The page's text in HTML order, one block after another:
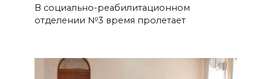
В социально-реабилитационном
отделении №3 время пролетает